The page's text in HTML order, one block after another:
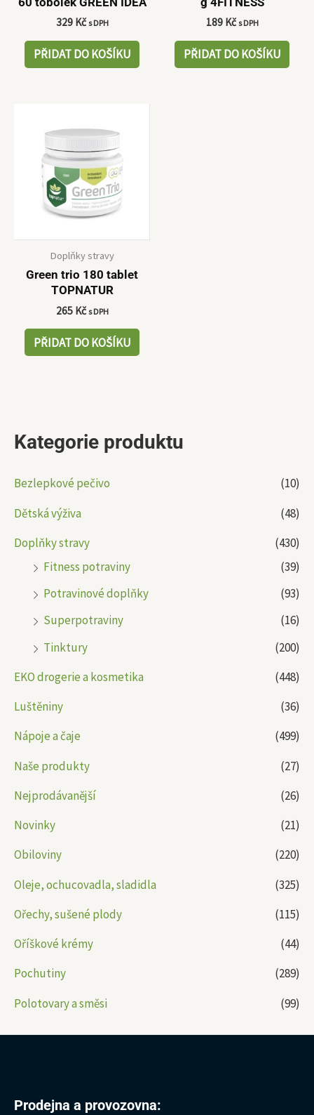
Kategorie produktu
Bezlepkové pečivo
(10)
Dětská výživa
(48)
Doplňky stravy
(430)
Fitness potraviny
(39)
Potravinové doplňky
(93)
Superpotraviny
(16)
Tinktury
(200)
EKO drogerie a kosmetika
(448)
Luštěniny
(36)
Nápoje a čaje
(499)
Naše produkty
(27)
Nejprodávanější
(26)
Novinky
(21)
Obiloviny
(220)
Oleje, ochucovadla, sladidla
(325)
Ořechy, sušené plody
(115)
Oříškové krémy
(44)
Pochutiny
(289)
Polotovary a směsi
(99)
329 Kč s DPH
PŘIDAT DO KOŠÍKU
189 Kč s DPH
PŘIDAT DO KOŠÍKU
Doplňky stravy
Green trio 180 tablet
TOPNATUR
265 Kč s DPH
PŘIDAT DO KOŠÍKU
Prodejna a provozovna: